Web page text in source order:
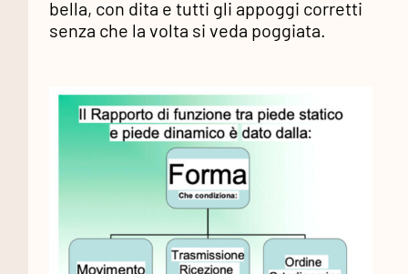
bella, con dita e tutti gli appoggi corretti
senza che la volta si veda poggiata.